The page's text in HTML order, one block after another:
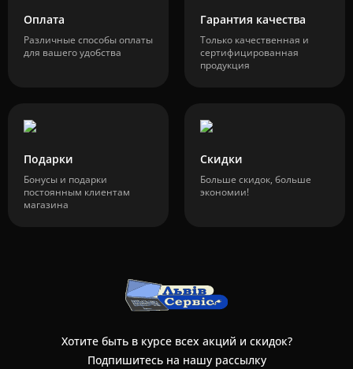
Оплата
Различные способы оплаты
для вашего удобства
Гарантия качества
Только качественная и
сертифицированная
продукция
Подарки
Бонусы и подарки
постоянным клиентам
магазина
Скидки
Больше скидок, больше
экономии!
Хотите быть в курсе всех акций и скидок?
Подпишитесь на нашу рассылку